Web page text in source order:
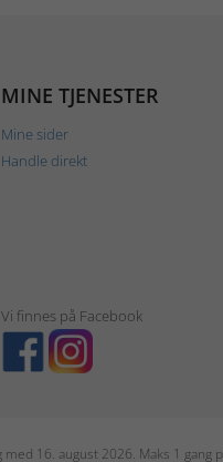
MINE TJENESTER
Mine sider
Handle direkt
Vi finnes på Facebook
16. august 2026. Maks 1